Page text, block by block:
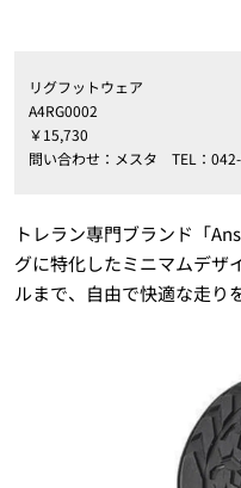
リグフットウェア
A4RG0002
￥15,730
問い合わせ：メスタ TEL：
トレラン専門ブランド「
グに特化したミニマムデザ
ルまで、自由で快適な走り